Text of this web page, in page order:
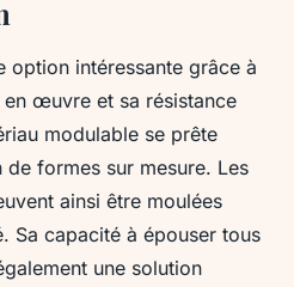
option intéressante grâce à
œuvre et sa résistance
modulable se prête
formes sur mesure. Les
ainsi être moulées
Sa capacité à épouser tous
une solution